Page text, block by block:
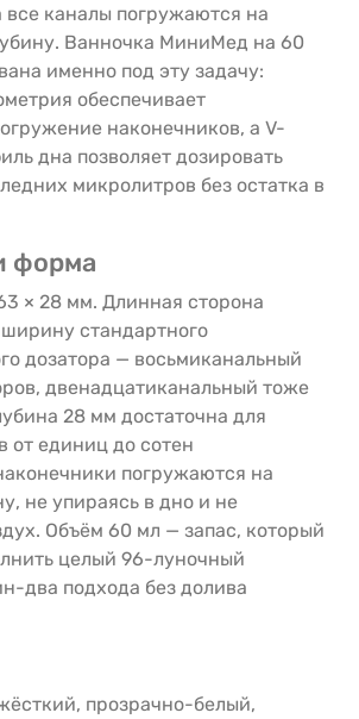
все каналы погружаются на
Ванночка МиниМед на 60
именно под эту задачу:
обеспечивает
наконечников, а V-
дна позволяет дозировать
микролитров без остатка в
форма
× 28 мм. Длинная сторона
стандартного
дозатора — восьмиканальный
двенадцатиканальный тоже
28 мм достаточна для
от единиц до сотен
погружаются на
не упираясь в дно и не
Объём 60 мл — запас, который
целый 96-луночный
два подхода без долива
прозрачно-белый,